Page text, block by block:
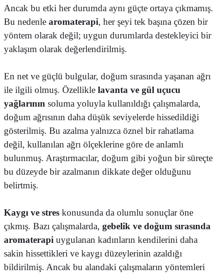
Ancak bu etki her durumda aynı güçte ortaya çıkmamış.
Bu nedenle aromaterapi, her şeyi tek başına çözen bir
yöntem olarak değil; uygun durumlarda destekleyici bir
yaklaşım olarak değerlendirilmiş.
En net ve güçlü bulgular, doğum sırasında yaşanan ağrı
ile ilgili olmuş. Özellikle lavanta ve gül uçucu
yağlarının soluma yoluyla kullanıldığı çalışmalarda,
doğum ağrısının daha düşük seviyelerde hissedildiği
gösterilmiş. Bu azalma yalnızca öznel bir rahatlama
değil, kullanılan ağrı ölçeklerine göre de anlamlı
bulunmuş. Araştırmacılar, doğum gibi yoğun bir süreçte
bu düzeyde bir azalmanın dikkate değer olduğunu
belirtmiş.
Kaygı ve stres konusunda da olumlu sonuçlar öne
çıkmış. Bazı çalışmalarda, gebelik ve doğum sırasında
aromaterapi uygulanan kadınların kendilerini daha
sakin hissettikleri ve kaygı düzeylerinin azaldığı
bildirilmiş. Ancak bu alandaki çalışmaların yöntemleri